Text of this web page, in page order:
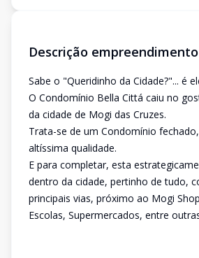
Descrição empreendimento
Sabe o "Queridinho da Cidade?"... é
O Condomínio Bella Cittá caiu no
da cidade de Mogi das Cruzes.
Trata-se de um Condomínio
altíssima qualidade.
E para completar, esta
dentro da cidade, pertinho de tudo,
principais vias, próximo ao Mogi
Escolas, Supermercados, entre